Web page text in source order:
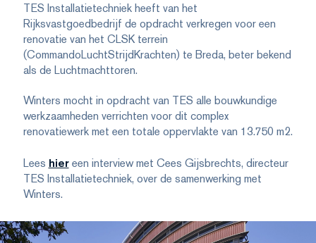
TES Installatietechniek heeft van het
Rijksvastgoedbedrijf de opdracht verkregen voor een
renovatie van het CLSK terrein
(CommandoLuchtStrijdKrachten) te Breda, beter bekend
als de Luchtmachttoren.
Winters mocht in opdracht van TES alle bouwkundige
werkzaamheden verrichten voor dit complex
renovatiewerk met een totale oppervlakte van 13.750 m2.
Lees hiereen interview met Cees Gijsbrechts, directeur
TES Installatietechniek, over de samenwerking met
Winters.